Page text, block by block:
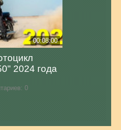
00:08:00
2024 года
0